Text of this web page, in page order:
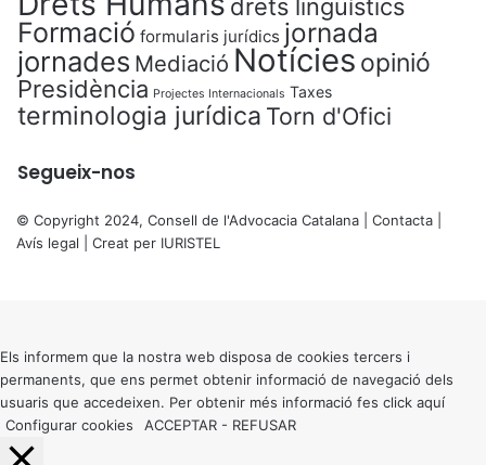
drets lingüístics
Formació formularis jurídics jornada
jornades Mediació Notícies opinió
Presidència Projectes Internacionals Taxes
terminologia jurídica Torn d'Ofici
Segueix-nos
© Copyright 2024, Consell de l'Advocacia Catalana | Contacta
Avís legal | Creat per IURISTEL
button
Els informem que la nostra web disposa de cookies tercers i
permanents, que ens permet obtenir informació de navegació dels
usuaris que accedeixen. Per obtenir més informació fes click aquí
Configurar cookies
ACCEPTAR - REFUSAR